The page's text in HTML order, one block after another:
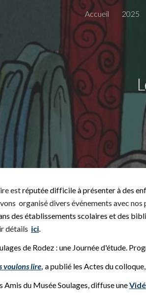
Skip to
Accueil 2025
estréputée difficile à présenter à des
organisé divers événements avec nos
des établissements scolaires et des
détails ici.
de Rodez : une Journée d'étude.
voulons lire, a publié les Actes du
Amis du Musée Soulages, diffuse une